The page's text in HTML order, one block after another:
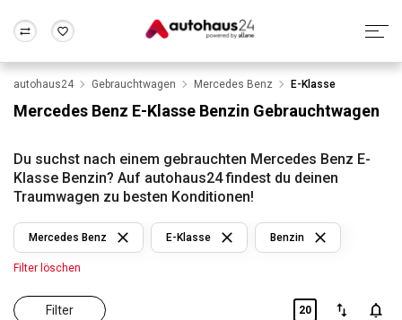
Wir bewerten dein Auto
Alle Fragen & Antworten
Rund um die Inzahlungnahme
Frankfurt Wuppertal
autohaus24 Gebrauchtwagen Mercedes Benz E-Klasse
Mercedes Benz E-Klasse Benzin Gebrauchtwagen
Du suchst nach einem gebrauchten Mercedes Benz E-
Klasse Benzin? Auf autohaus24 findest du deinen
Traumwagen zu besten Konditionen!
Filter
Mercedes Benz E-Klasse Benzin
Filter löschen
20